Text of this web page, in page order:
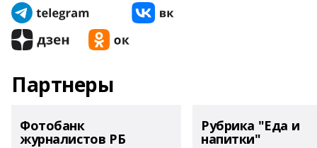
Партнеры
Фотобанк
журналистов РБ
Рубрика "Еда и
напитки"